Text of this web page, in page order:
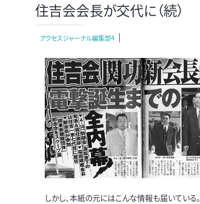
住吉会会長が交代に（続）
アクセスジャーナル編集部4
しかし、本紙の元にはこんな情報も届いている。